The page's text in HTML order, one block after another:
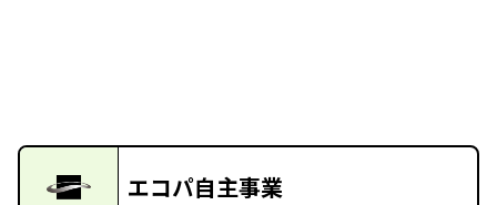
エコパ自主事業